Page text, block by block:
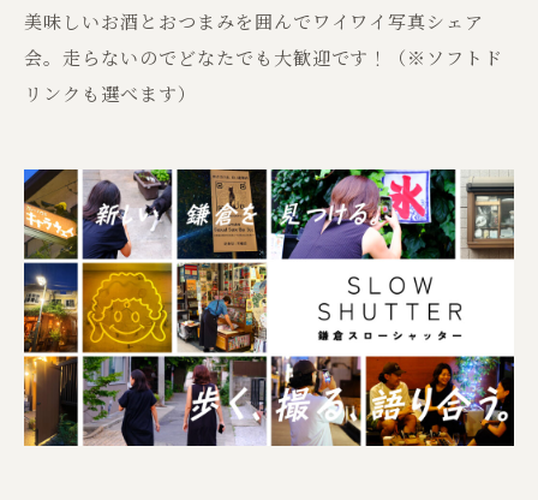
美味しいお酒とおつまみを囲んでワイワイ写真シェア
会。走らないのでどなたでも大歓迎です！（※ソフトド
リンクも選べます）